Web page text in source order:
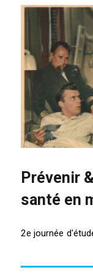
Prévenir
santé en
2e journée